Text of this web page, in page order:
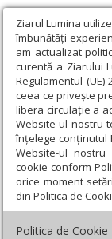
Ziarul Lumina
îmbunătăți
am actualizat
curentă a Ziarului
Regulamentul
ceea ce privește
libera circulație a
Website-ul nostru
înțelege conținutul
Website-ul
cookie conform
orice moment
din Politica de
Politica de Cookie
Ziarul Lumina ›
Stavrofora